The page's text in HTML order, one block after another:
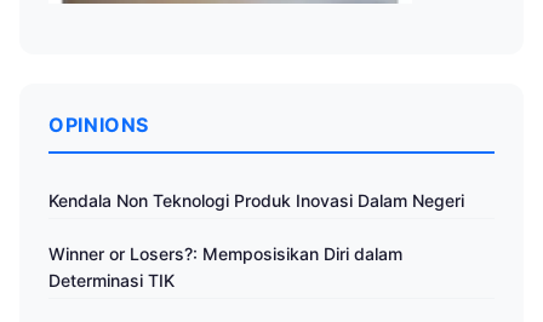
OPINIONS
Kendala Non Teknologi Produk Inovasi Dalam Negeri
Winner or Losers?: Memposisikan Diri dalam
Determinasi TIK